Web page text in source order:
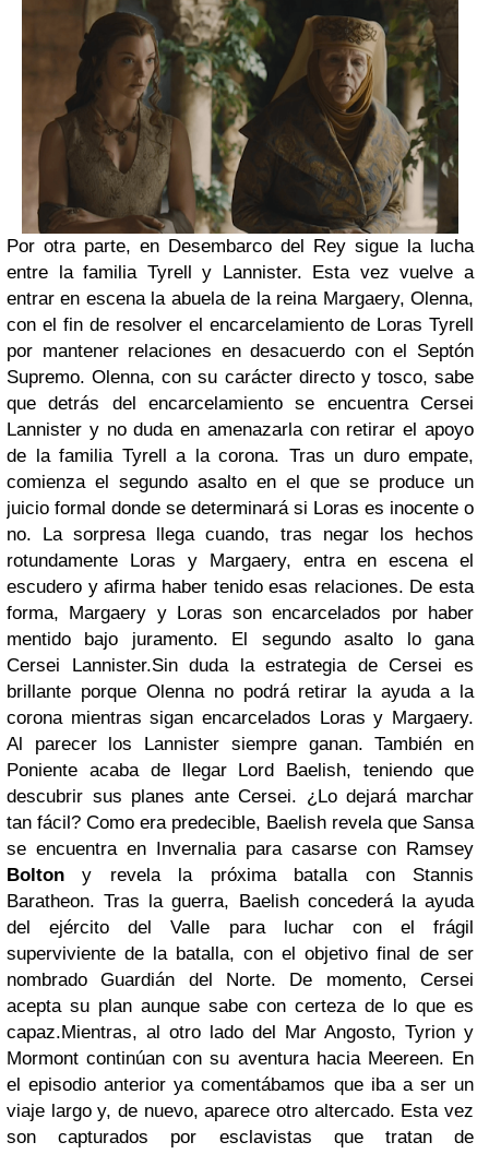
Por otra parte, en Desembarco del Rey sigue la lucha
entre la familia Tyrell y Lannister. Esta vez vuelve a
entrar en escena la abuela de la reina Margaery, Olenna,
con el fin de resolver el encarcelamiento de Loras Tyrell
por mantener relaciones en desacuerdo con el Septón
Supremo. Olenna, con su carácter directo y tosco, sabe
que detrás del encarcelamiento se encuentra Cersei
Lannister y no duda en amenazarla con retirar el apoyo
de la familia Tyrell a la corona. Tras un duro empate,
comienza el segundo asalto en el que se produce un
juicio formal donde se determinará si Loras es inocente o
no. La sorpresa llega cuando, tras negar los hechos
rotundamente Loras y Margaery, entra en escena el
escudero y afirma haber tenido esas relaciones. De esta
forma, Margaery y Loras son encarcelados por haber
mentido bajo juramento. El segundo asalto lo gana
Cersei Lannister.Sin duda la estrategia de Cersei es
brillante porque Olenna no podrá retirar la ayuda a la
corona mientras sigan encarcelados Loras y Margaery.
Al parecer los Lannister siempre ganan. También en
Poniente acaba de llegar Lord Baelish, teniendo que
descubrir sus planes ante Cersei. ¿Lo dejará marchar
tan fácil? Como era predecible, Baelish revela que Sansa
se encuentra en Invernalia para casarse con Ramsey
Bolton y revela la próxima batalla con Stannis
Baratheon. Tras la guerra, Baelish concederá la ayuda
del ejército del Valle para luchar con el frágil
superviviente de la batalla, con el objetivo final de ser
nombrado Guardián del Norte. De momento, Cersei
acepta su plan aunque sabe con certeza de lo que es
capaz.Mientras, al otro lado del Mar Angosto, Tyrion y
Mormont continúan con su aventura hacia Meereen. En
el episodio anterior ya comentábamos que iba a ser un
viaje largo y, de nuevo, aparece otro altercado. Esta vez
son capturados por esclavistas que tratan de